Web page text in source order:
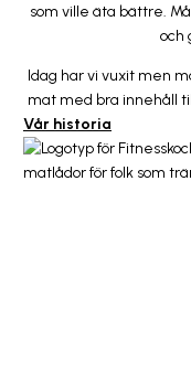
som ville äta bättre.
och
Idag har vi vuxit men
mat med bra innehåll
Vår historia